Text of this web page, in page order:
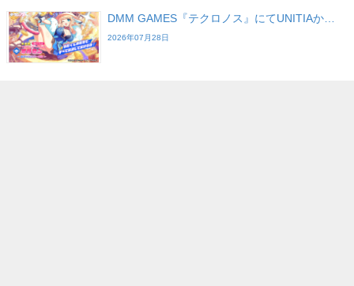
DMM GAMES『テクロノス』にてUNITIAか…
2026年07月28日